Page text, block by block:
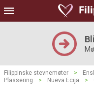
Filippinske stevnemøter >
Plassering
> Nueva Ecija >